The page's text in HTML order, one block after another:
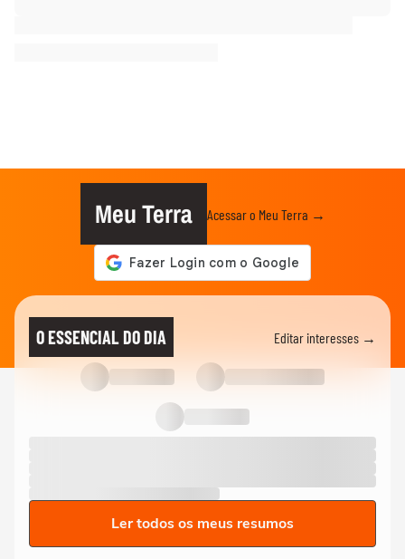
Meu Terra Acessar o Meu Terra →
O ESSENCIAL DO DIA Editar interesses →
Ler todos os meus resumos